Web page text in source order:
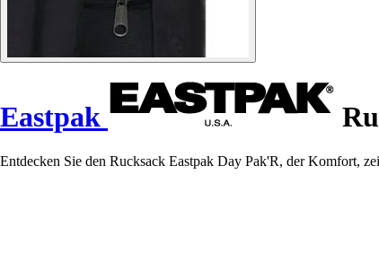
Eastpak
Entdecken Sie den Rucksack Eastpak Day Pak'R, der Komfort,